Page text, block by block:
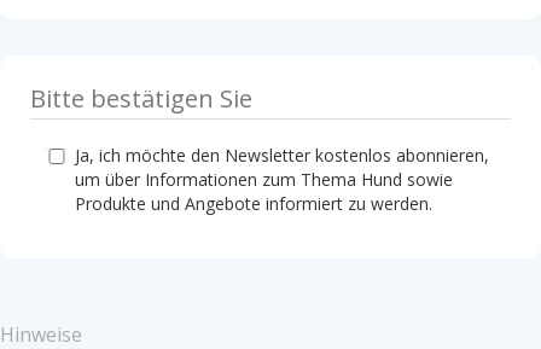
Bitte bestätigen Sie
Ja, ich möchte den Newsletter kostenlos abonnieren,
um über Informationen zum Thema Hund sowie
Produkte und Angebote informiert zu werden.
Hinweise